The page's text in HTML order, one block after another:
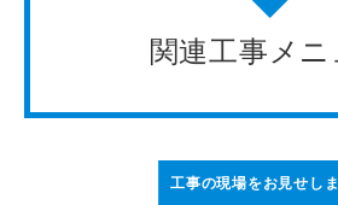
関連工事メニ
工事の現場をお見せしま